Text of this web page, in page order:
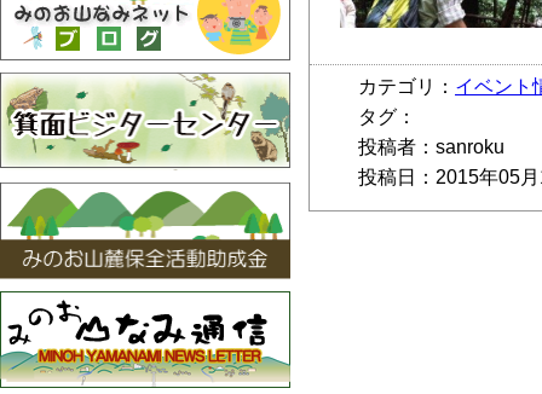
カテゴリ： イベント
タグ：
投稿者：sanroku
投稿日：2015年05